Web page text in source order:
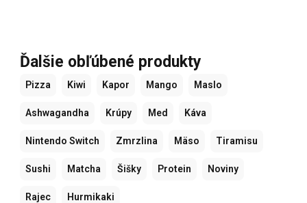
Ďalšie obľúbené produkty
Pizza Kiwi Kapor Mango Maslo
Ashwagandha Krúpy Med Káva
Nintendo Switch Zmrzlina Mäso Tiramisu
Sushi Matcha Šišky Protein Noviny
Rajec Hurmikaki